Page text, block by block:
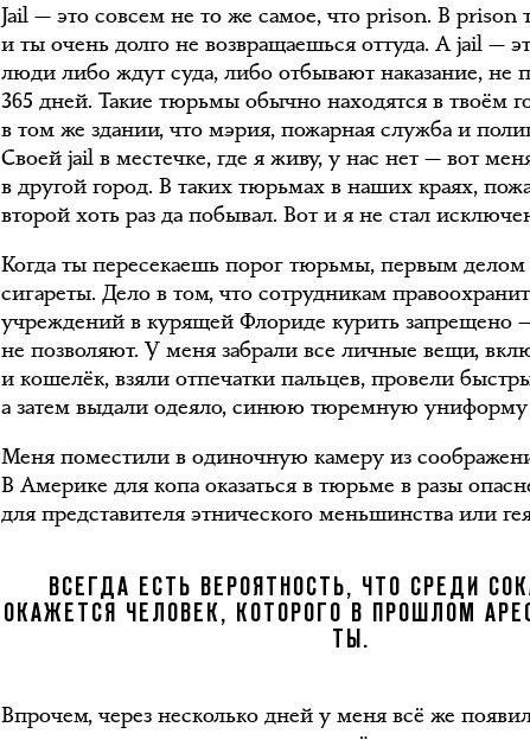
Jail — это совсем не то же самое, что prison. В prison
и ты очень долго не возвращаешься оттуда. А jail —
люди либо ждут суда, либо отбывают наказание,
365 дней. Такие тюрьмы обычно находятся в твоём
в том же здании, что мэрия, пожарная служба и
Своей jail в местечке, где я живу, у нас нет — вот
в другой город. В таких тюрьмах в наших краях,
второй хоть раз да побывал. Вот и я не стал
Когда ты пересекаешь порог тюрьмы, первым делом
сигареты. Дело в том, что сотрудникам
учреждений в курящей Флориде курить запрещено —
не позволяют. У меня забрали все личные вещи,
и кошелёк, взяли отпечатки пальцев, провели
а затем выдали одеяло, синюю тюремную
Меня поместили в одиночную камеру из
В Америке для копа оказаться в тюрьме в разы
для представителя этнического меньшинства или
ВСЕГДА ЕСТЬ ВЕРОЯТНОСТЬ, ЧТО СРЕДИ
ОКАЖЕТСЯ ЧЕЛОВЕК, КОТОРОГО В ПРОШЛОМ
ТЫ.
Впрочем, через несколько дней у меня всё же